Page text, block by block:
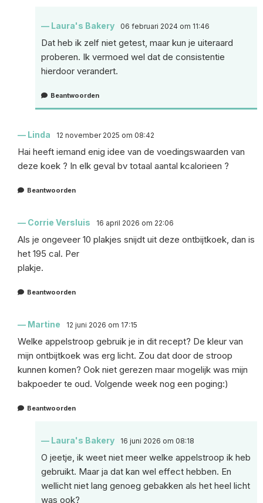
Laura's Bakery 06 februari 2024 om 11:46
Dat heb ik zelf niet getest, maar kun je uiteraard
proberen. Ik vermoed wel dat de consistentie
hierdoor verandert.
Beantwoorden
Linda 12 november 2025 om 08:42
Hai heeft iemand enig idee van de voedingswaarden van
deze koek ? In elk geval bv totaal aantal kcalorieen ?
Beantwoorden
Corrie Versluis 16 april 2026 om 22:06
Als je ongeveer 10 plakjes snijdt uit deze ontbijtkoek, dan is
het 195 cal. Per
plakje.
Beantwoorden
Martine 12 juni 2026 om 17:15
Welke appelstroop gebruik je in dit recept? De kleur van
mijn ontbijtkoek was erg licht. Zou dat door de stroop
kunnen komen? Ook niet gerezen maar mogelijk was mijn
bakpoeder te oud. Volgende week nog een poging:)
Beantwoorden
Laura's Bakery 16 juni 2026 om 08:18
O jeetje, ik weet niet meer welke appelstroop ik heb
gebruikt. Maar ja dat kan wel effect hebben. En
wellicht niet lang genoeg gebakken als het heel licht
was ook?